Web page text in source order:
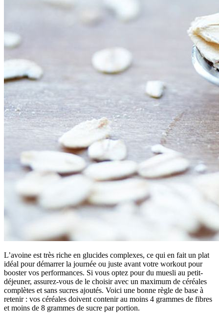
L’avoine est très riche en glucides complexes, ce qui en fait un plat
idéal pour démarrer la journée ou juste avant votre workout pour
booster vos performances. Si vous optez pour du muesli au petit-
déjeuner, assurez-vous de le choisir avec un maximum de céréales
complètes et sans sucres ajoutés. Voici une bonne règle de base à
retenir : vos céréales doivent contenir au moins 4 grammes de fibres
et moins de 8 grammes de sucre par portion.